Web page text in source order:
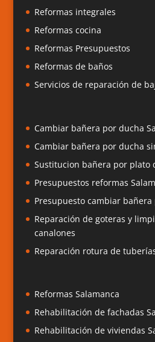
Reformas integrales
Reformas cocina
Reformas Presupuestos
Reformas de baños
Servicios de reparación de
Cambiar bañera por ducha
Cambiar bañera por ducha
Sustitucion bañera por plato
Presupuestos reformas
Presupuesto cambiar
Reparación de goteras y
canalones
Reparación rotura de
Reformas Salamanca
Rehabilitación de fachadas
Rehabilitación de viviendas